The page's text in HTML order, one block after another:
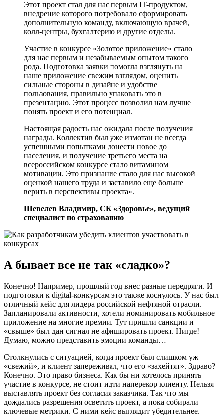
Этот проект стал для нас первым IT-продуктом,
внедрение которого потребовало сформировать
дополнительную команду, включающую врачей,
колл-центры, бухгалтерию и другие отделы.
Участие в конкурсе «Золотое приложение» стало
для нас первым и незабываемым опытом такого
рода. Подготовка заявки помогла взглянуть на
наше приложение свежим взглядом, оценить
сильные стороны в дизайне и удобстве
пользования, правильно упаковать это в
презентацию. Этот процесс позволил нам лучше
понять проект и его потенциал.
Настоящая радость нас ожидала после получения
награды. Коллектив был уже измотан не всегда
успешными попытками донести новое до
населения, и получение третьего места на
всероссийском конкурсе стало витамином
мотивации. Это признание стало для нас высокой
оценкой нашего труда и заставило еще больше
верить в перспективы проекта».
Шевелев Владимир, СК «Здоровье», ведущий
специалист по страхованию
А бывает все не так «сладко»?
Конечно! Например, прошлый год внес разные передряги. И
подготовки к digital-конкурсам это также коснулось. У нас был
отличный кейс для лидера российской нефтяной отрасли.
Запланировали активности, хотели номинировать мобильное
приложение на многие премии. Тут пришли санкции и
«свыше» был дан сигнал не афишировать проект. Нигде!
Думаю, можно представить эмоции команды…
Столкнулись с ситуацией, когда проект был слишком уж
«свежий», и клиент запереживал, что его «захейтят». Здраво?
Конечно. Это право бизнеса. Как бы ни хотелось принять
участие в конкурсе, не стоит идти наперекор клиенту. Нельзя
выставлять проект без согласия заказчика. Так что мы
дождались разрешения осветить проект, а пока собирали
ключевые метрики. С ними кейс выглядит убедительнее.